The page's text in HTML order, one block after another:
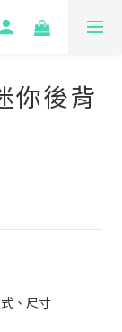
你後背
、尺寸